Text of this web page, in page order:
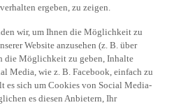
ergeben, zu zeigen.
wir, um Ihnen die Möglichkeit zu
Website anzusehen (z. B. über
die Möglichkeit zu geben, Inhalte
Media, wie z. B. Facebook, einfach zu
es sich um Cookies von Social Media-
es diesen Anbietern, Ihr